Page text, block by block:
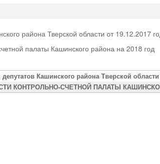
района Тверской области от 19.12.2017
палаты Кашинского района на 2018 год
Кашинского района Тверской
КОНТРОЛЬНО-СЧЕТНОЙ ПАЛАТЫ